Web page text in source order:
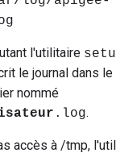
l'utilitaire
le journal dans
nommé
.log.
accès à /tmp,